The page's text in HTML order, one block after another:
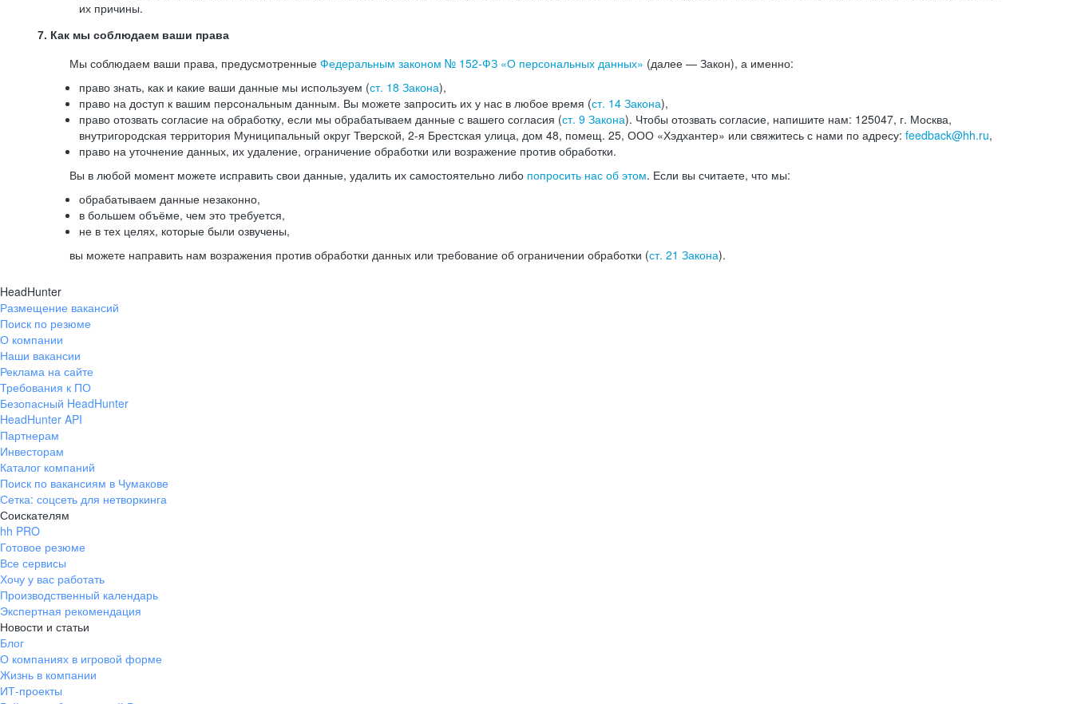
их причины.
7. Как мы соблюдаем ваши права
Мы соблюдаем ваши права, предусмотренные Федеральным законом № 152-ФЗ «О персональных данных» (далее — Закон), а именно:
право знать, как и какие ваши данные мы используем (ст. 18 Закона),
право на доступ к вашим персональным данным. Вы можете запросить их у нас в любое время (ст. 14 Закона),
право отозвать согласие на обработку, если мы обрабатываем данные с вашего согласия (ст. 9 Закона). Чтобы отозвать согласие, напишите нам: 125047, г. Москва,
внутригородская территория Муниципальный округ Тверской, 2-я Брестская улица, дом 48, помещ. 25, ООО «Хэдхантер» или свяжитесь с нами по адресу: feedback@hh.ru,
право на уточнение данных, их удаление, ограничение обработки или возражение против обработки.
Вы в любой момент можете исправить свои данные, удалить их самостоятельно либо попросить нас об этом. Если вы считаете, что мы:
обрабатываем данные незаконно,
в большем объёме, чем это требуется,
не в тех целях, которые были озвучены,
вы можете направить нам возражения против обработки данных или требование об ограничении обработки (ст. 21 Закона).
HeadHunter
Размещение вакансий
Поиск по резюме
О компании
Наши вакансии
Реклама на сайте
Требования к ПО
Безопасный HeadHunter
HeadHunter API
Партнерам
Инвесторам
Каталог компаний
Поиск по вакансиям в Чумакове
Сетка: соцсеть для нетворкинга
Соискателям
hh PRO
Готовое резюме
Все сервисы
Хочу у вас работать
Производственный календарь
Экспертная рекомендация
Новости и статьи
Блог
О компаниях в игровой форме
Жизнь в компании
ИТ-проекты